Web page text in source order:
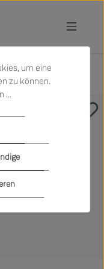
um eine
zu können.
...